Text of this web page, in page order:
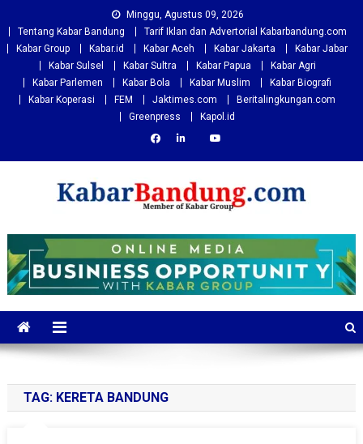
to
content
Minggu, Agustus 09, 2026
Tentang Kabar Bandung
Tarif Iklan dan Advertorial Kabarbandung.com
Kabar Group
Kabar.id Kabar Aceh Kabar Jakarta
Kabar Jabar
Kabar Sulsel
Kabar Sultra Kabar Papua
Kabar Agri
Kabar Parlemen
Kabar Bola Kabar Muslim
Kabar Biografi
Kabar Koperasi
FEM Jaktimes.com
Beritalingkungan.com
Greenpress
Kapol.id
Kabarbandung.com
TAG: KERETA BANDUNG